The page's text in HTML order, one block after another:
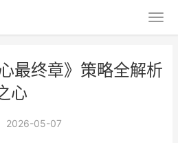
最终章》策略全解析
心
2026-05-07